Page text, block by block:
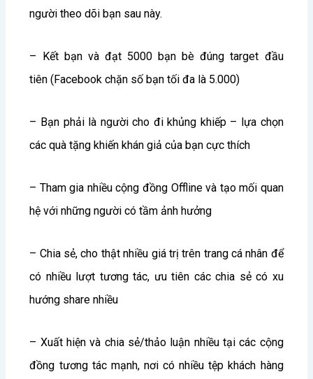
người theo dõi bạn sau này.
– Kết bạn và đạt 5000 bạn bè đúng target đầu
tiên (Facebook chặn số bạn tối đa là 5.000)
– Bạn phải là người cho đi khủng khiếp – lựa chọn
các quà tặng khiến khán giả của bạn cực thích
– Tham gia nhiều cộng đồng Offline và tạo mối quan
hệ với những người có tầm ảnh hưởng
– Chia sẻ, cho thật nhiều giá trị trên trang cá nhân để
có nhiều lượt tương tác, ưu tiên các chia sẻ có xu
hướng share nhiều
– Xuất hiện và chia sẻ/thảo luận nhiều tại các cộng
đồng tương tác mạnh, nơi có nhiều tệp khách hàng